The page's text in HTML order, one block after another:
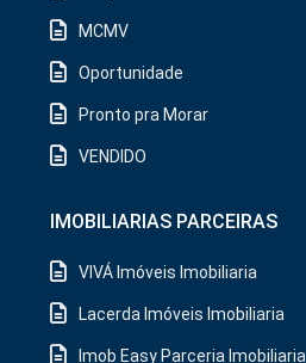
MCMV
Oportunidade
Pronto pra Morar
VENDIDO
IMOBILIARIAS PARCEIRAS
VIVÁ Imóveis Imobiliaria
Lacerda Imóveis Imobiliaria
Imob Easy Parceria Imobiliaria